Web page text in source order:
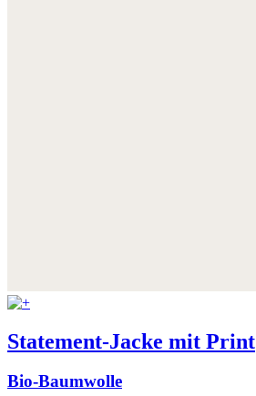
Statement-Jacke mit Print
Bio-Baumwolle